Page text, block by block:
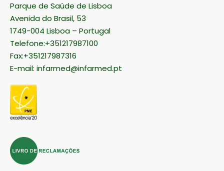
Parque de Saúde de Lisboa
Avenida do Brasil, 53
1749-004 Lisboa – Portugal
Telefone:+351217987100
Fax:+351217987316
E-mail: infarmed@infarmed.pt